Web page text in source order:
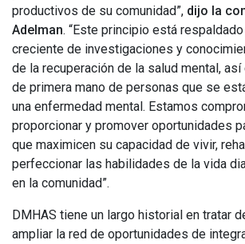
productivos de su comunidad”, dijo la
Adelman. “Este principio está
creciente de investigaciones y
de la recuperación de la salud mental,
de primera mano de personas que se
una enfermedad mental. Estamos
proporcionar y promover oportunidades
que maximicen su capacidad de vivir,
perfeccionar las habilidades de la vida
en la comunidad”.
DMHAS tiene un largo historial en tratar
ampliar la red de oportunidades de